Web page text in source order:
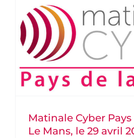
Matinale Cyber
Le Mans, le 29 avril